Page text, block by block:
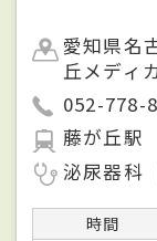
愛知県名
丘メディ
052-778-
藤が丘駅
泌尿器科
時間